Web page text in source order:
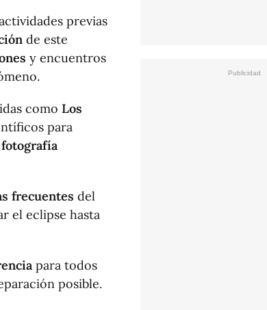
previas
de este
y encuentros
como Los
para
fotografía
frecuentes del
el eclipse hasta
para todos
posible.